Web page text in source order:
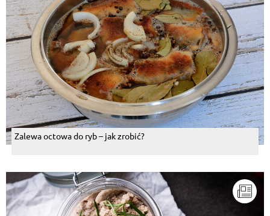
Zalewa octowa do ryb – jak zrobić?